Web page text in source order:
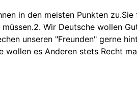
in den meisten Punkten
Wir Deutsche wollen
unseren "Freunden" gerne
wollen es Anderen stets Recht